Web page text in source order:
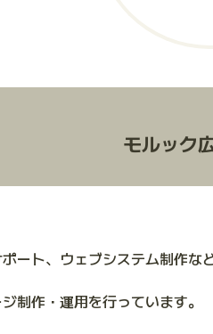
モルック
ート、ウェブシステム制作な
制作・運用を行っています。